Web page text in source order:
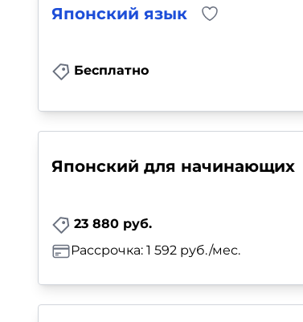
Японский язык
Бесплатно
Японский для начинающих
23 880 руб.
Рассрочка: 1 592 руб./мес.